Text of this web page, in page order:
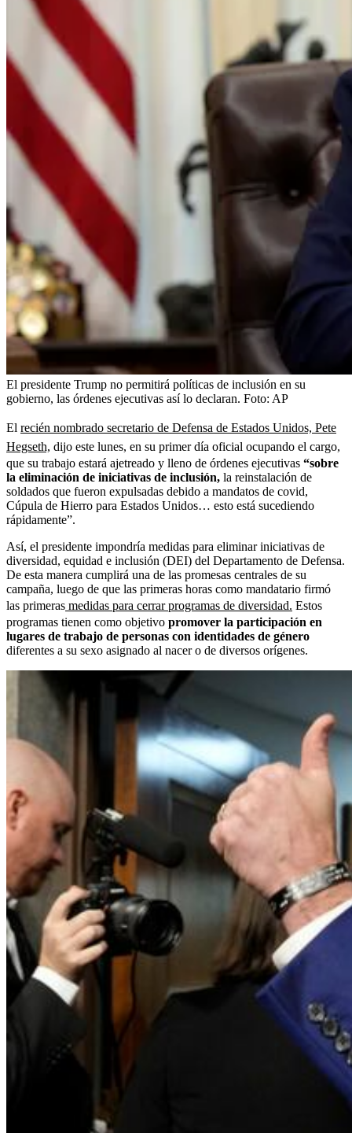
El presidente Trump no permitirá políticas de inclusión en su
gobierno, las órdenes ejecutivas así lo declaran. Foto: AP
El recién nombrado secretario de Defensa de Estados Unidos, Pete
Hegseth, dijo este lunes, en su primer día oficial ocupando el cargo,
que su trabajo estará ajetreado y lleno de órdenes ejecutivas “sobre
la eliminación de iniciativas de inclusión, la reinstalación de
soldados que fueron expulsadas debido a mandatos de covid,
Cúpula de Hierro para Estados Unidos… esto está sucediendo
rápidamente”.
Así, el presidente impondría medidas para eliminar iniciativas de
diversidad, equidad e inclusión (DEI) del Departamento de Defensa.
De esta manera cumplirá una de las promesas centrales de su
campaña, luego de que las primeras horas como mandatario firmó
las primeras medidas para cerrar programas de diversidad. Estos
programas tienen como objetivo promover la participación en
lugares de trabajo de personas con identidades de género
diferentes a su sexo asignado al nacer o de diversos orígenes.